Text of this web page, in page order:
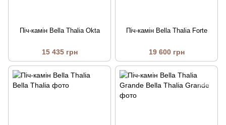
Піч-камін Bella Thalia Okta
15 435 грн
Піч-камін Bella Thalia Forte
19 600 грн